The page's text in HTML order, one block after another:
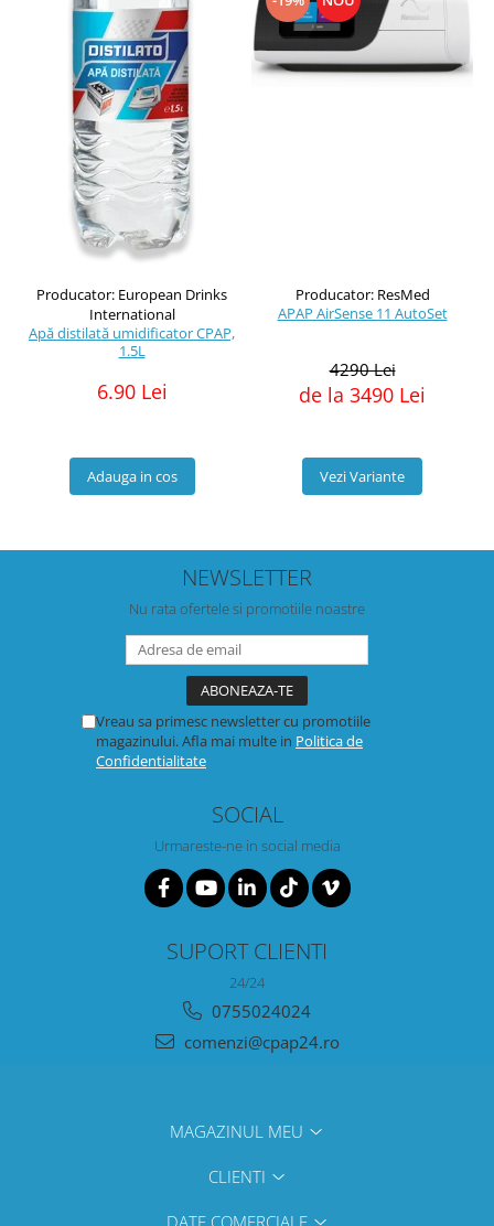
Producator: European Drinks
International
Apă distilată umidificator CPAP,
1.5L
6.90 Lei
Adauga in cos
Producator: ResMed
APAP AirSense 11 AutoSet
4290 Lei
de la 3490 Lei
Vezi Variante
NEWSLETTER
Nu rata ofertele si promotiile noastre
Vreau sa primesc newsletter cu promotiile
magazinului. Afla mai multe in Politica de
Confidentialitate
SOCIAL
Urmareste-ne in social media
SUPORT CLIENTI
24/24
0755024024
comenzi@cpap24.ro
MAGAZINUL MEU
CLIENTI